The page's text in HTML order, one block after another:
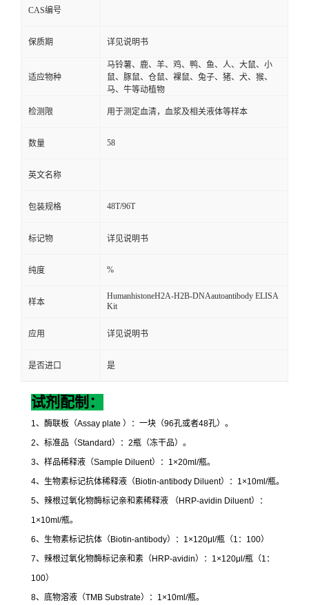
CAS编号
保质期 详见说明书
适应物种
马铃薯、鹿、羊、鸡、鸭、鱼、人、大鼠、小
鼠、豚鼠、仓鼠、裸鼠、兔子、猪、犬、猴、
马、牛等动植物
检测限 用于测定血清，血浆及相关液体等样本
数量 58
英文名称
包装规格 48T/96T
标记物 详见说明书
纯度 %
样本
HumanhistoneH2A-H2B-DNAautoantibody ELISA
Kit
应用 详见说明书
是否进口 是
试剂配制：
1、酶联板（Assay plate ）：一块（96孔或者48孔）。
2、标准品（Standard）： 2瓶（冻干品）。
3、样品稀释液（Sample Diluent）： 1×20ml/瓶。
4、生物素标记抗体稀释液（Biotin-antibody Diluent）： 1×10ml/瓶。
5、辣根过氧化物酶标记亲和素稀释液 （HRP-avidin Diluent）：
1×10ml/瓶。
6、生物素标记抗体（Biotin-antibody）： 1×120μl/瓶（1 ： 100）
7、辣根过氧化物酶标记亲和素（HRP-avidin）： 1×120μl/瓶（1 ：
100）
8、底物溶液（TMB Substrate）： 1×10ml/瓶。